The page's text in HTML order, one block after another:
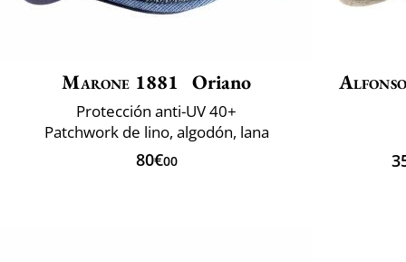
Marone 1881 Oriano
Protección anti-UV 40+
Patchwork de lino, algodón, lana
80€00